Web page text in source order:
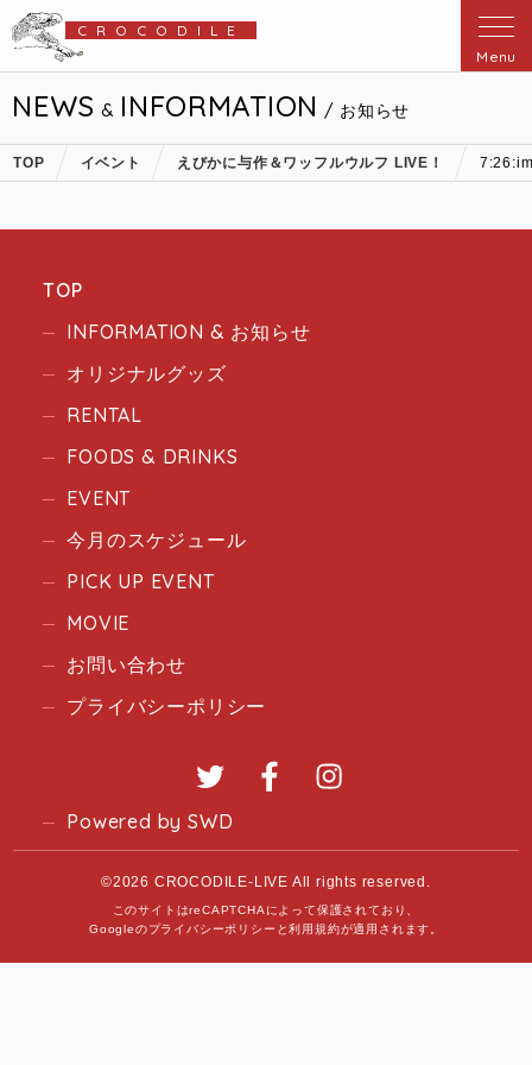
CROCODILE
Menu
NEWS & INFORMATION / お知らせ
TOP イベント えびかに与作＆ワッフルウルフ LIVE！
TOP
INFORMATION & お知らせ
オリジナルグッズ
RENTAL
FOODS & DRINKS
EVENT
今月のスケジュール
PICK UP EVENT
MOVIE
お問い合わせ
プライバシーポリシー
Twitter Facebook
Powered by SWD
©2026 CROCODILE-LIVE All rights reserved.
このサイトはreCAPTCHAによって保護されており、
Googleのプライバシーポリシー と利用規約が適用されます。